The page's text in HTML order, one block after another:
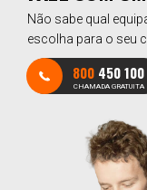
Não sabe qual
escolha para o seu
800 450 100
CHAMADA GRATUITA